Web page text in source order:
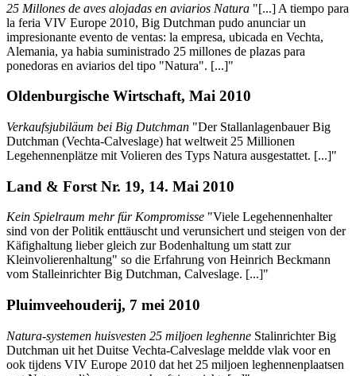
25 Millones de aves alojadas en aviarios Natura "[...] A tiempo para
la feria VIV Europe 2010, Big Dutchman pudo anunciar un
impresionante evento de ventas: la empresa, ubicada en Vechta,
Alemania, ya habia suministrado 25 millones de plazas para
ponedoras en aviarios del tipo "Natura". [...]"
Oldenburgische Wirtschaft, Mai 2010
Verkaufsjubiläum bei Big Dutchman "Der Stallanlagenbauer Big
Dutchman (Vechta-Calveslage) hat weltweit 25 Millionen
Legehennenplätze mit Volieren des Typs Natura ausgestattet. [...]"
Land & Forst Nr. 19, 14. Mai 2010
Kein Spielraum mehr für Kompromisse "Viele Legehennenhalter
sind von der Politik enttäuscht und verunsichert und steigen von der
Käfighaltung lieber gleich zur Bodenhaltung um statt zur
Kleinvolierenhaltung" so die Erfahrung von Heinrich Beckmann
vom Stalleinrichter Big Dutchman, Calveslage. [...]"
Pluimveehouderij, 7 mei 2010
Natura-systemen huisvesten 25 miljoen leghenne Stalinrichter Big
Dutchman uit het Duitse Vechta-Calveslage meldde vlak voor en
ook tijdens VIV Europe 2010 dat het 25 miljoen leghennenplaatsen